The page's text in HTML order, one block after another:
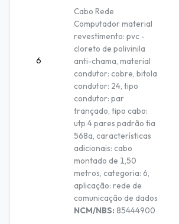
6
Cabo Rede
Computador material
revestimento: pvc -
cloreto de polivinila
anti-chama, material
condutor: cobre, bitola
condutor: 24, tipo
condutor: par
trançado, tipo cabo:
utp 4 pares padrão tia
568a, características
adicionais: cabo
montado de 1,50
metros, categoria: 6,
aplicação: rede de
comunicação de dados
NCM/NBS: 85444900